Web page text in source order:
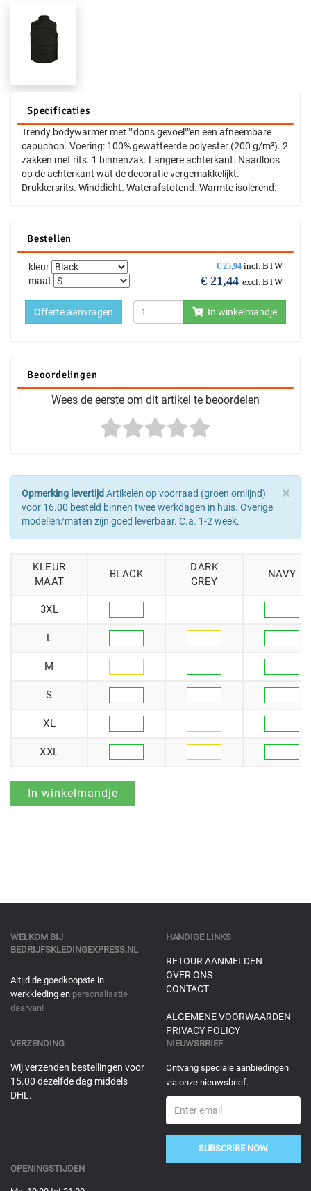
Specificaties
Trendy bodywarmer met ""dons gevoel""en een afneembare
capuchon. Voering: 100% gewatteerde polyester (200 g/m²). 2
zakken met rits. 1 binnenzak. Langere achterkant. Naadloos
op de achterkant wat de decoratie vergemakkelijkt.
Drukkersrits. Winddicht. Waterafstotend. Warmte isolerend.
Bestellen
€ 25,94 incl. BTW
€ 21,44 excl. BTW
kleur
maat
In winkelmandje
Offerte aanvragen
Beoordelingen
Wees de eerste om dit artikel te beoordelen
×
Opmerking levertijd Artikelen op voorraad (groen omlijnd)
voor 16.00 besteld binnen twee werkdagen in huis. Overige
modellen/maten zijn goed leverbaar. C.a. 1-2 week.
KLEUR
MAAT
BLACK
DARK
GREY
NAVY
3XL
L
M
S
XL
XXL
WELKOM BIJ
BEDRIJFSKLEDINGEXPRESS.NL
Altijd de goedkoopste in
werkkleding en personalisatie
daarvan!
HANDIGE LINKS
RETOUR AANMELDEN
OVER ONS
CONTACT
ALGEMENE VOORWAARDEN
PRIVACY POLICY
VERZENDING
Wij verzenden bestellingen voor
15.00 dezelfde dag middels
DHL.
NIEUWSBRIEF
Ontvang speciale aanbiedingen
via onze nieuwsbrief.
SUBSCRIBE NOW
OPENINGSTIJDEN